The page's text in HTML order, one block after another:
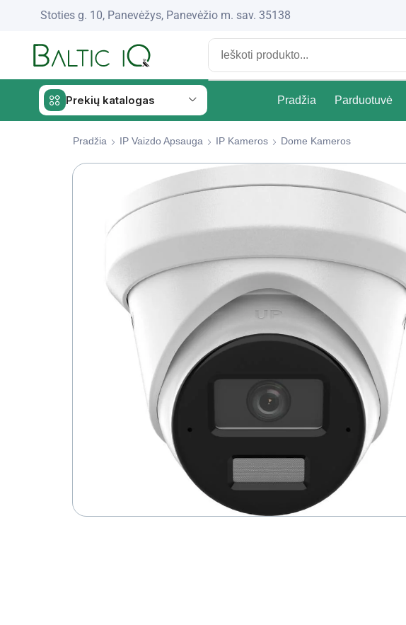
Stoties g. 10, Panevėžys, Panevėžio m. sav. 35138
Prekių katalogas Pradžia Parduotuvė
Pradžia IP Vaizdo Apsauga IP Kameros Dome Kameros